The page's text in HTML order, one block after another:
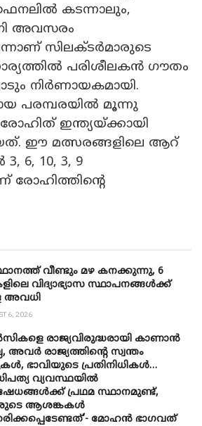
കടന്നാലും,
അവസരം
സിലക്ടർമാരുടെ
പരിശീലകൻ ഗൗതം
നിർണായകമായി.
പരമ്പരയിൽ മൂന്നു
ഇന്ത്യയ്‌ക്കായി
ഈ മത്സരങ്ങളിലെ ആറ്
6, 10, 3, 9
രോഹിത്തിന്റെ
വീണ്ടും മഴ കനക്കുന്നു, 6
വിദ്യാഭ്യാസ സ്ഥാപനങ്ങൾക്ക്
അവധി
6, 2026
രാജ്യവിരുദ്ധരായി കാണാൻ
അവർ രാജ്യത്തിന്റെ സ്വന്തം
ഭാവിയുടെ പ്രതിനിധികൾ…
വ്യവസ്ഥയിൽ
പ്രഥമ സ്ഥാനമുണ്ട്,
ആശങ്കകൾ
മോഹൻ ഭാ​ഗവത്